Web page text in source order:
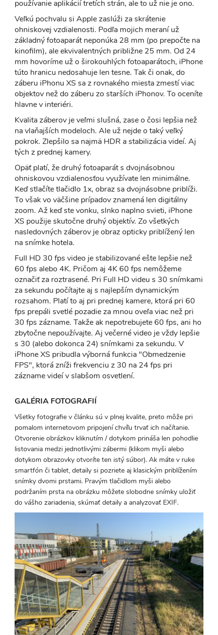
používanie aplikácií tretích strán, ale to už nie je ono.
Veľkú pochvalu si Apple zaslúži za skrátenie
ohniskovej vzdialenosti. Podľa mojich meraní už
základný fotoaparát neponúka 28 mm (po prepočte na
kinofilm), ale ekvivalentných približne 25 mm. Od 24
mm hovoríme už o širokouhlých fotoaparátoch, iPhone
túto hranicu nedosahuje len tesne. Tak či onak, do
záberu iPhonu XS sa z rovnakého miesta zmestí viac
objektov než do záberu zo starších iPhonov. To oceníte
hlavne v interiéri.
Kvalita záberov je veľmi slušná, zase o čosi lepšia než
na vlaňajších modeloch. Ale už nejde o taký veľký
pokrok. Zlepšilo sa najmä HDR a stabilizácia videí. Aj
tých z prednej kamery.
Opäť platí, že druhý fotoaparát s dvojnásobnou
ohniskovou vzdialenosťou využívate len minimálne.
Keď stlačíte tlačidlo 1x, obraz sa dvojnásobne priblíži.
To však vo väčšine prípadov znamená len digitálny
zoom. Až keď ste vonku, slnko naplno svieti, iPhone
XS použije skutočne druhý objektív. Zo všetkých
nasledovných záberov je obraz opticky priblížený len
na snímke hotela.
Full HD 30 fps video je stabilizované ešte lepšie než
60 fps alebo 4K. Pričom aj 4K 60 fps nemôžeme
označiť za roztrasené. Pri Full HD videu s 30 snímkami
za sekundu počítajte aj s najlepším dynamickým
rozsahom. Platí to aj pri prednej kamere, ktorá pri 60
fps prepáli svetlé pozadie za mnou oveľa viac než pri
30 fps zázname. Takže ak nepotrebujete 60 fps, ani ho
zbytočne nepoužívajte. Aj večerné video je vždy lepšie
s 30 (alebo dokonca 24) snímkami za sekundu. V
iPhone XS pribudla výborná funkcia "Obmedzenie
FPS", ktorá zníži frekvenciu z 30 na 24 fps pri
zázname videí v slabšom osvetlení.
GALÉRIA FOTOGRAFIÍ
Všetky fotografie v článku sú v plnej kvalite, preto môže pri
pomalom internetovom pripojení chvíľu trvať ich načítanie.
Otvorenie obrázkov kliknutím / dotykom prináša len pohodlie
listovania medzi jednotlivými zábermi (klikom myši alebo
dotykom obrazovky otvoríte ten istý súbor). Ak máte v ruke
smartfón či tablet, detaily si pozriete aj klasickým priblížením
snímky dvomi prstami. Pravým tlačidlom myši alebo
podržaním prsta na obrázku môžete slobodne snímky uložiť
do vášho zariadenia, skúmať detaily a analyzovať EXIF.